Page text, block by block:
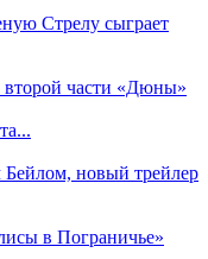
Стрелу сыграет
второй части «Дюны»
Бейлом, новый трейлер
в Пограничье»